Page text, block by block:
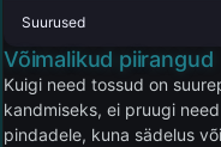
Suurused
Võimalikud piirangud
Kuigi need tossud on
kandmiseks, ei pruugi
pindadele, kuna sädelus